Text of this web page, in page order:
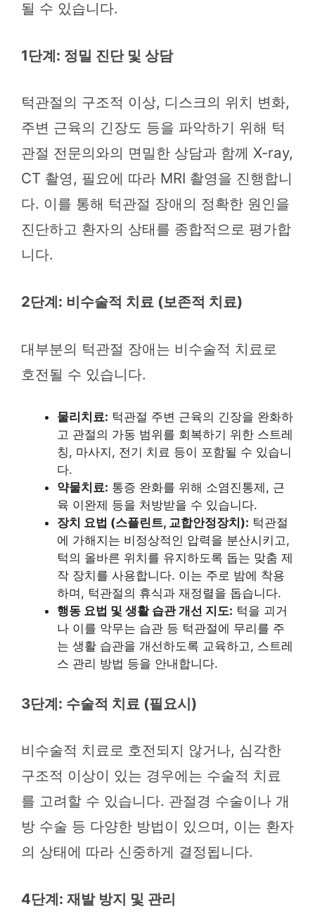
될 수 있습니다.
1단계: 정밀 진단 및 상담
턱관절의 구조적 이상, 디스크의 위치 변화,
주변 근육의 긴장도 등을 파악하기 위해 턱
관절 전문의와의 면밀한 상담과 함께 X-ray,
CT 촬영, 필요에 따라 MRI 촬영을 진행합니
다. 이를 통해 턱관절 장애의 정확한 원인을
진단하고 환자의 상태를 종합적으로 평가합
니다.
2단계: 비수술적 치료 (보존적 치료)
대부분의 턱관절 장애는 비수술적 치료로
호전될 수 있습니다.
물리치료: 턱관절 주변 근육의 긴장을 완화하
고 관절의 가동 범위를 회복하기 위한 스트레
칭, 마사지, 전기 치료 등이 포함될 수 있습니
다.
약물치료: 통증 완화를 위해 소염진통제, 근
육 이완제 등을 처방받을 수 있습니다.
장치 요법 (스플린트, 교합안정장치): 턱관절
에 가해지는 비정상적인 압력을 분산시키고,
턱의 올바른 위치를 유지하도록 돕는 맞춤 제
작 장치를 사용합니다. 이는 주로 밤에 착용
하며, 턱관절의 휴식과 재정렬을 돕습니다.
행동 요법 및 생활 습관 개선 지도: 턱을 괴거
나 이를 악무는 습관 등 턱관절에 무리를 주
는 생활 습관을 개선하도록 교육하고, 스트레
스 관리 방법 등을 안내합니다.
3단계: 수술적 치료 (필요시)
비수술적 치료로 호전되지 않거나, 심각한
구조적 이상이 있는 경우에는 수술적 치료
를 고려할 수 있습니다. 관절경 수술이나 개
방 수술 등 다양한 방법이 있으며, 이는 환자
의 상태에 따라 신중하게 결정됩니다.
4단계: 재발 방지 및 관리